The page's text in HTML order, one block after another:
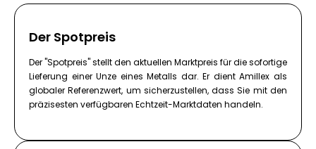
Der Spotpreis
Der "Spotpreis" stellt den aktuellen Marktpreis für die sofortige
Lieferung einer Unze eines Metalls dar. Er dient Amillex als
globaler Referenzwert, um sicherzustellen, dass Sie mit den
präzisesten verfügbaren Echtzeit-Marktdaten handeln.